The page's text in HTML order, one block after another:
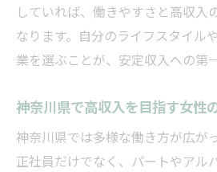
していれば、働きやすさと高収入
なります。自分のライフスタイル
業を選ぶことが、安定収入への第
神奈川県で高収入を目指す女性
神奈川県では多様な働き方が広が
正社員だけでなく、パートやアル